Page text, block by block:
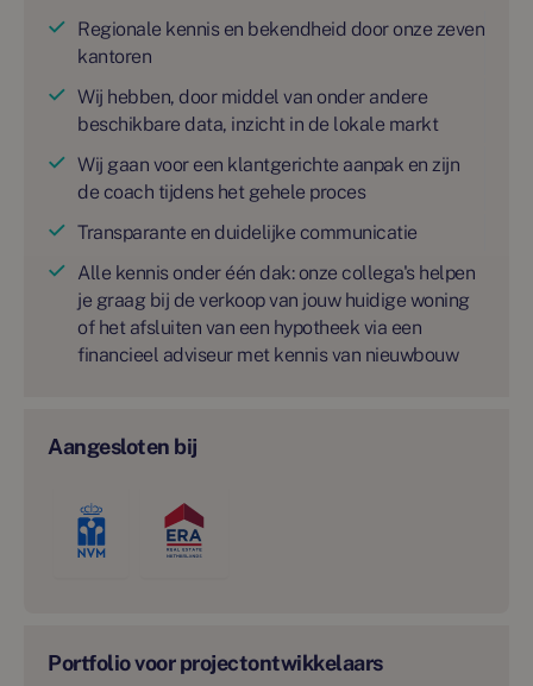
Regionale kennis en bekendheid door onze zeven
kantoren
Wij hebben, door middel van onder andere
beschikbare data, inzicht in de lokale markt
Wij gaan voor een klantgerichte aanpak en zijn
de coach tijdens het gehele proces
Transparante en duidelijke communicatie
Alle kennis onder één dak: onze collega's helpen
je graag bij de verkoop van jouw huidige woning
of het afsluiten van een hypotheek via een
financieel adviseur met kennis van nieuwbouw
Aangesloten bij
Portfolio voor projectontwikkelaars